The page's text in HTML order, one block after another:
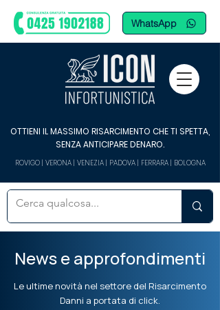
WhatsApp
OTTIENI IL MASSIMO RISARCIMENTO CHE TI SPETTA,
SENZA ANTICIPARE DENARO.
ROVIGO | VERONA | VENEZIA | PADOVA | FERRARA | BOLOGNA
News e approfondimenti
Le ultime novità nel settore del Risarcimento
Danni a portata di click.